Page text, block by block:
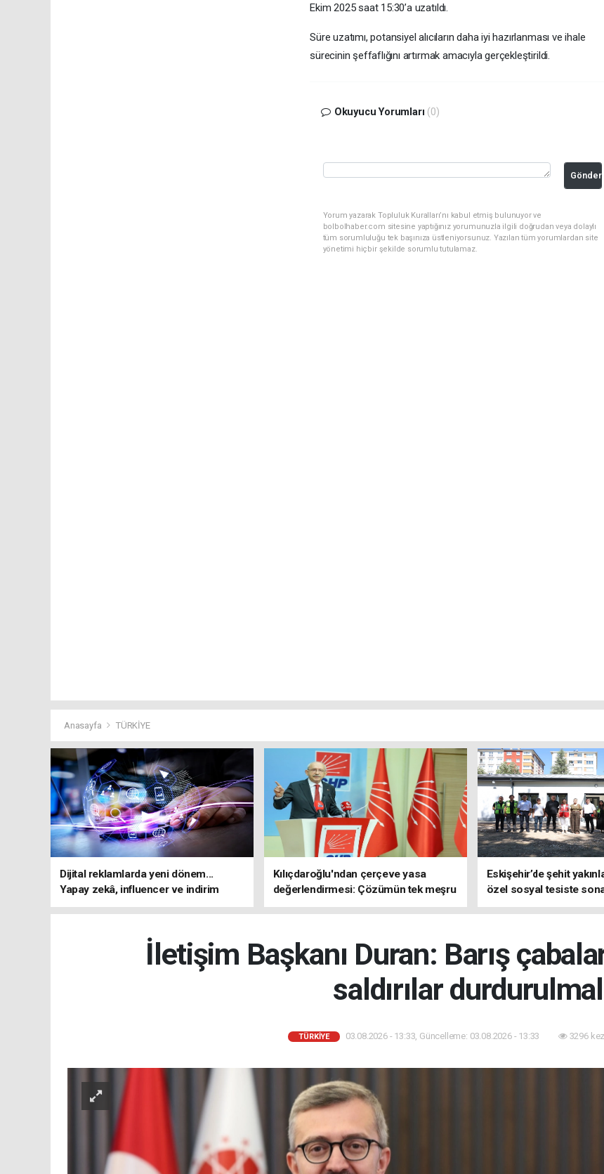
Ekim 2025 saat 15:30’a uzatıldı.
Süre uzatımı, potansiyel alıcıların daha iyi hazırlanması ve ihale
sürecinin şeffaflığını artırmak amacıyla gerçekleştirildi.
Okuyucu Yorumları (0)
Gönder
Yorum yazarak Topluluk Kuralları’nı kabul etmiş bulunuyor ve
bolbolhaber.com sitesine yaptığınız yorumunuzla ilgili doğrudan veya dolaylı
tüm sorumluluğu tek başınıza üstleniyorsunuz. Yazılan tüm yorumlardan site
yönetimi hiçbir şekilde sorumlu tutulamaz.
Anasayfa TÜRKİYE
Dijital reklamlarda yeni dönem...
Yapay zekâ, influencer ve indirim
kampanyalarına sıkı kurallar
Kılıçdaroğlu'ndan çerçeve yasa
değerlendirmesi: Çözümün tek meşru
adresi TBMM'dir
Eskişehir’de şehit
özel sosyal tesiste
İletişim Başkanı Duran: Barış
saldırılar
TÜRKİYE 03.08.2026 - 13:33, Güncelleme: 03.08.2026 - 13:33 3296